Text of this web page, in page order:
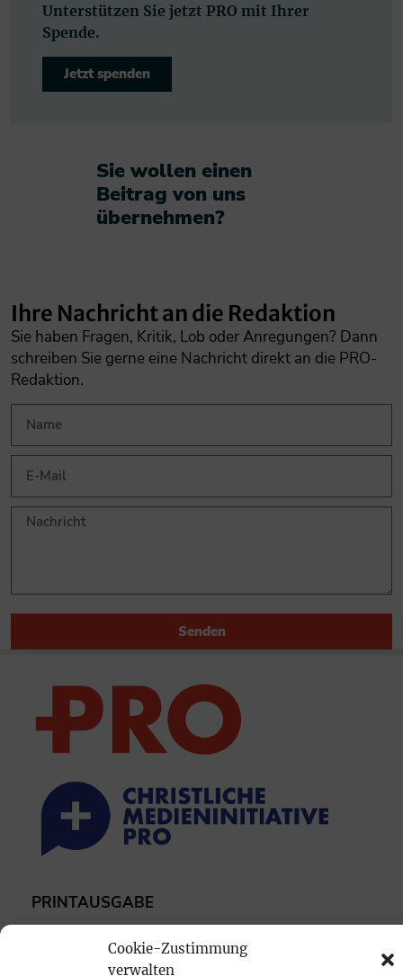
Cookie-Zustimmung
verwalten
Unterstützen Sie jetzt PRO mit Ihrer
Spende.
Jetzt spenden
Sie wollen einen
Beitrag von uns
übernehmen?​
Ihre Nachricht an die Redaktion
Sie haben Fragen, Kritik, Lob oder Anregungen? Dann
schreiben Sie gerne eine Nachricht direkt an die PRO-
Redaktion.
Senden
PRINTAUSGABE
Mediadaten